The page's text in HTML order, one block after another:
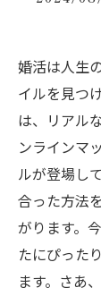
婚活は人生
イルを見つ
は、リアル
ンラインマ
ルが登場し
合った方法
がります。
たにぴった
ます。さあ